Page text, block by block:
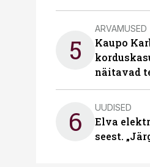
5
ARVAMUSED
Kaupo
näitavad
6 UUDISED
Elva
seest.